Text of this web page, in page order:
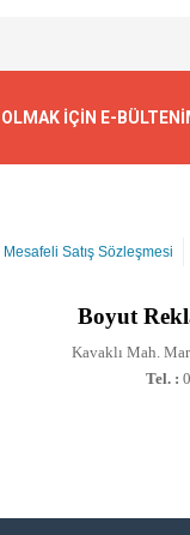
İÇİN E-
Mesafeli Satış Sözleşmesi
Boyut
Kavaklı Mah.
Tel. :